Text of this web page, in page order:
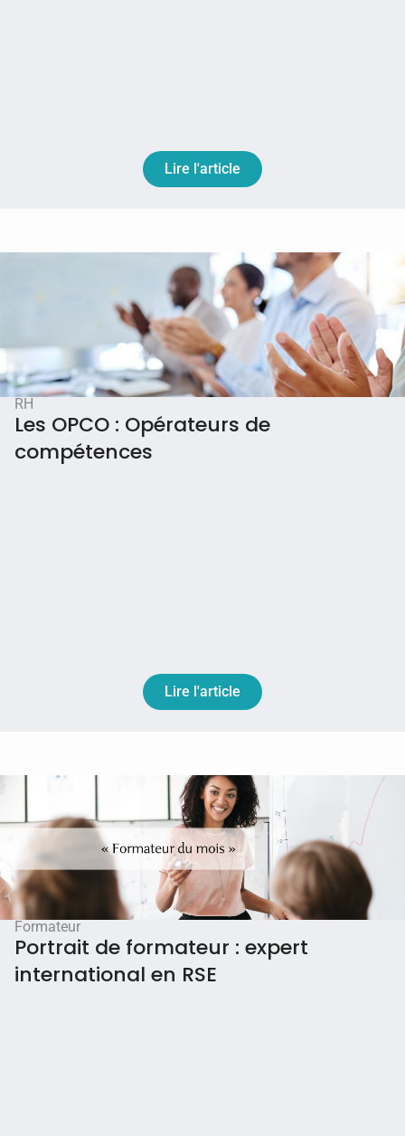
Lire l'article
RH
Les OPCO : Opérateurs de
compétences
Lire l'article
Formateur
Portrait de formateur : expert
international en RSE